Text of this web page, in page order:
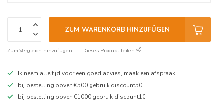
ZUM WARENKORB HINZUFÜGEN
Zum Vergleich hinzufügen Dieses Produkt teilen
Ik neem alle tijd voor een goed advies, maak een afspraak
bij bestelling boven €500 gebruik discount50
bij bestelling boven €1000 gebruik discount10